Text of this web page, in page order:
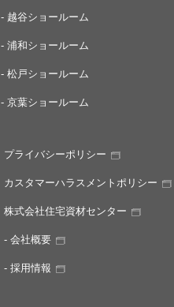
- 越谷ショールーム
- 浦和ショールーム
- 松戸ショールーム
- 京葉ショールーム
プライバシーポリシー
カスタマーハラスメントポリシー
株式会社住宅資材センター
- 会社概要
- 採用情報